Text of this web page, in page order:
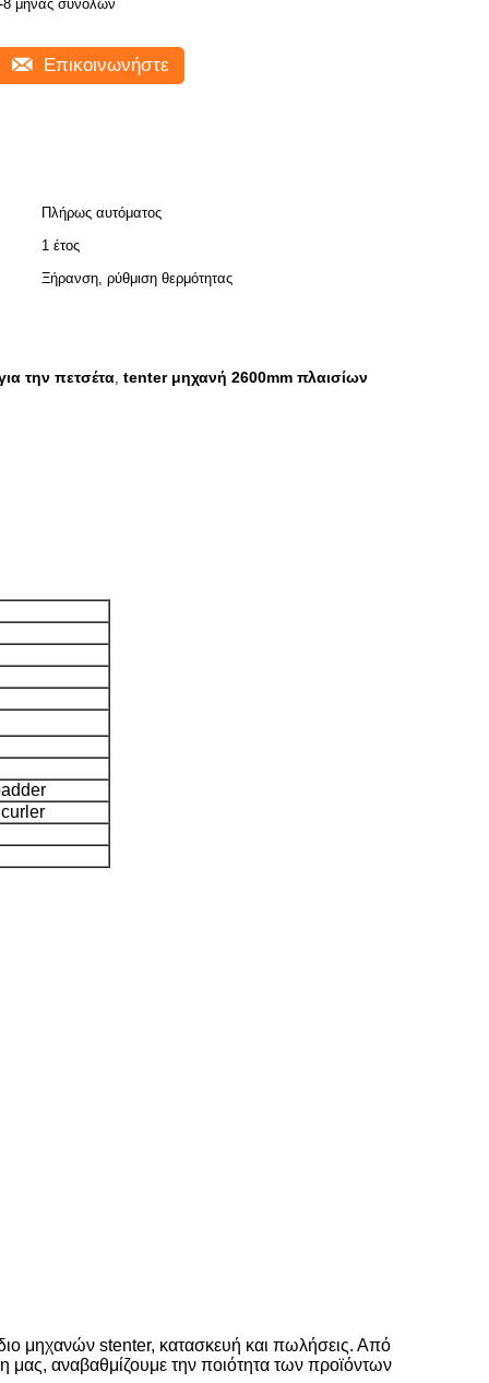
8 μήνας συνόλων
Επικοινωνήστε
Πλήρως αυτόματος
1 έτος
Ξήρανση, ρύθμιση θερμότητας
την πετσέτα, tenter μηχανή 2600mm πλαισίων
μηχανών stenter, κατασκευή και πωλήσεις. Από
μας, αναβαθμίζουμε την ποιότητα των προϊόντων